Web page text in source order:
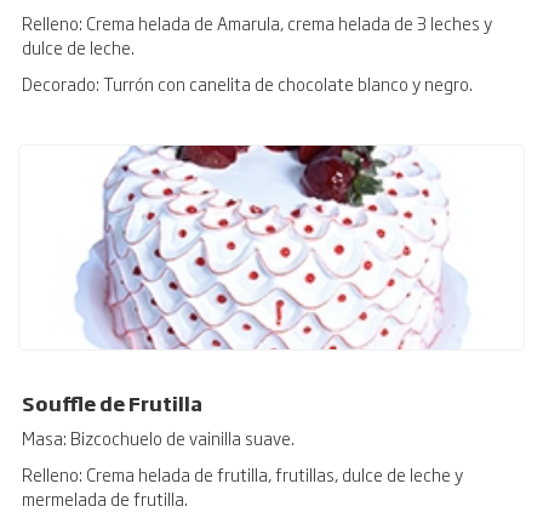
Relleno: Crema helada de Amarula, crema helada de 3 leches y
dulce de leche.
Decorado: Turrón con canelita de chocolate blanco y negro.
Souffle de Frutilla
Masa: Bizcochuelo de vainilla suave.
Relleno: Crema helada de frutilla, frutillas, dulce de leche y
mermelada de frutilla.